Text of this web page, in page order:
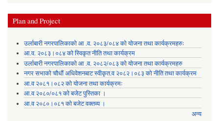
Plan and Project
उर्लाबारी नगरपालिकाको आ .व. २०८३/०८४ को योजना तथा कार्यक्रमहरुः
आ.व. २०८३।०८४ को स्विकृत नीति तथा कार्यक्रम
उर्लाबारी नगरपालिकाको आ .व. २०८२/०८३ को योजना तथा कार्यक्रमहरु
नगर सभाको चौधौं अधिवेशनबाट स्वीकृत.व २०८२।०८३ को नीति तथा कार्यक्रम
आ.व २०८१।०८२ को योजना तथा कार्यक्रमः
आ.व २०८०/०८१ को बजेट पुस्तिका ।
आ.व २०८०।०८१ को बजेट वक्तव्य ।
अन्य